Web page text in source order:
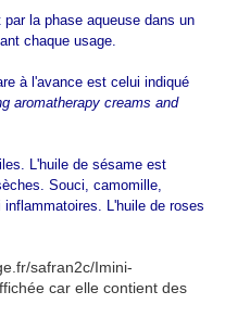
la phase aqueuse dans un
chaque usage.
à l'avance est celui indiqué
aromatherapy creams and
L'huile de sésame est
Souci, camomille,
L'huile de roses